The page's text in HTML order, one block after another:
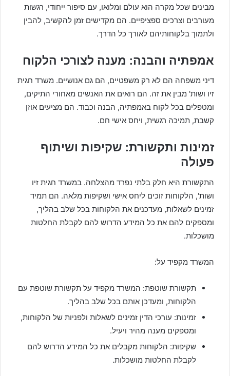
מבינים שכל מקרה הוא עולם ומלואו, עם סיפור ייחודי, רגשות
מעורבים וצרכים ספציפיים. הם מקדישים זמן להקשיב, להבין
ולתמוך בלקוחותיהם לאורך כל הדרך.
אמפתיה והבנה: מענה לצורכי הלקוח
דיני משפחה הם לא רק משפטיים, הם גם אנושיים. משרד חגית
זיו ושות' מבין את זה. הם רואים את האנשים מאחורי התיקים,
ומטפלים בכל לקוח באמפתיה, הבנה וכבוד. הם מציעים אוזן
קשבת, תמיכה רגשית, ויחס אישי חם.
זמינות ותקשורת: שקיפות ושיתוף
פעולה
התקשורת היא חלק בלתי נפרד מהצלחה. במשרד חגית זיו
ושות', הלקוחות זוכים ליחס אישי ושקיפות מלאה. הם תמיד
זמינים לשאלות, מעדכנים את הלקוחות בכל שלב בהליך,
ומספקים להם את כל המידע הדרוש להם לקבלת החלטות
מושכלות.
המשרד מקפיד על:
תקשורת שוטפת: המשרד מקפיד על תקשורת שוטפת עם
הלקוחות, ומעדכן אותם בכל שלב בהליך.
זמינות: עורכי הדין זמינים לשאלות ולפניות של הלקוחות,
ומספקים מענה מהיר ויעיל.
שקיפות: הלקוחות מקבלים את כל המידע הדרוש להם
לקבלת החלטות מושכלות.